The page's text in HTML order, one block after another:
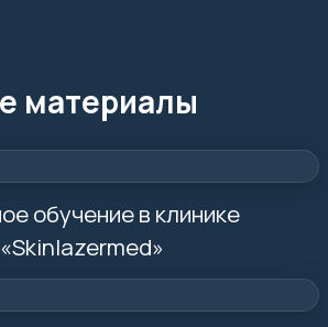
материалы
обучение в клинике
«Skinlazermed»